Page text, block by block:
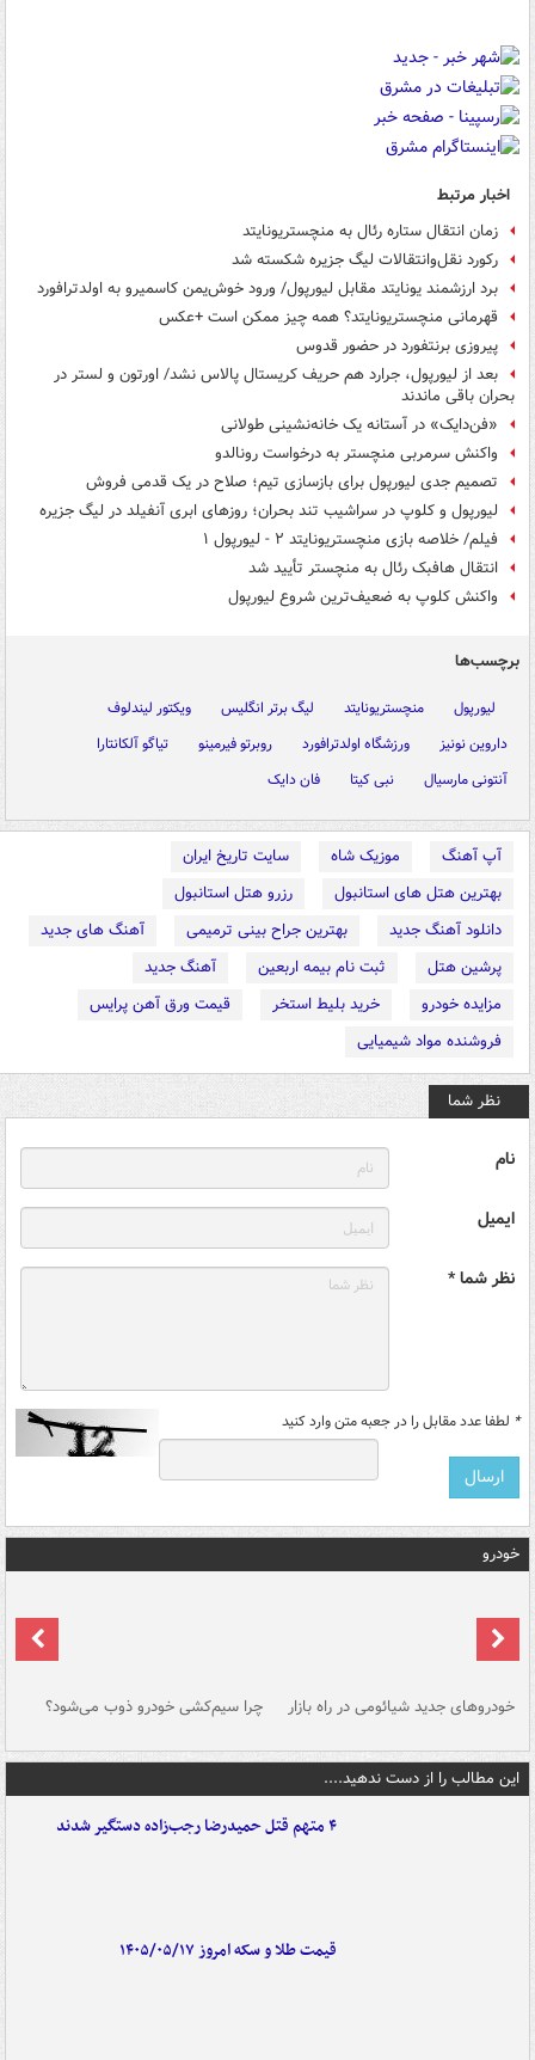
اخبار مرتبط
زمان انتقال ستاره رئال به منچستریونایتد
رکورد نقل‌وانتقالات لیگ جزیره شکسته شد
برد ارزشمند یونایتد مقابل لیورپول/ ورود خوش‌یمن کاسمیرو به اولدترافورد
قهرمانی منچستریونایتد؟ همه چیز ممکن است +عکس
پیروزی برنتفورد در حضور قدوس
بعد از لیورپول، جرارد هم حریف کریستال پالاس نشد/ اورتون و لستر در
بحران باقی ماندند
«فن‌دایک» در آستانه یک خانه‌نشینی طولانی
واکنش سرمربی منچستر به درخواست رونالدو
تصمیم جدی لیورپول برای بازسازی تیم؛ صلاح در یک قدمی فروش
لیورپول و کلوپ در سراشیب تند بحران؛ روزهای ابری آنفیلد در لیگ جزیره
فیلم/ خلاصه بازی منچستریونایتد ۲ - لیورپول ۱
انتقال هافبک رئال به منچستر تأیید شد
واکنش کلوپ به ضعیف‌ترین شروع لیورپول
برچسب‌ها
لیورپول منچستریونایتد لیگ برتر انگلیس
ویکتور لیندلوف
داروین نونیز
ورزشگاه اولدترافورد روبرتو فیرمینو
تیاگو آلکانتارا
آنتونی مارسیال
نبی کیتا فان دایک
آپ آهنگ موزیک شاه
سایت تاریخ ایران
بهترین هتل های استانبول
رزرو هتل استانبول
دانلود آهنگ جدید
بهترین جراح بینی ترمیمی
آهنگ های جدید
پرشین هتل
ثبت نام بیمه اربعین
آهنگ جدید
مزایده خودرو
خرید بلیط استخر
قیمت ورق آهن پرایس
فروشنده مواد شیمیایی
نظر شما
نام
ایمیل
نظر شما *
* لطفا عدد مقابل را در جعبه متن وارد کنید
خودرو
خودروهای جدید شیائومی در راه بازار چرا سیم‌کشی خودرو ذوب می‌شود؟
این مطالب را از دست ندهید....
۴ متهم قتل حمیدرضا رجب‌زاده دستگیر شدند
قیمت طلا و سکه امروز ۱۴۰۵/۰۵/۱۷